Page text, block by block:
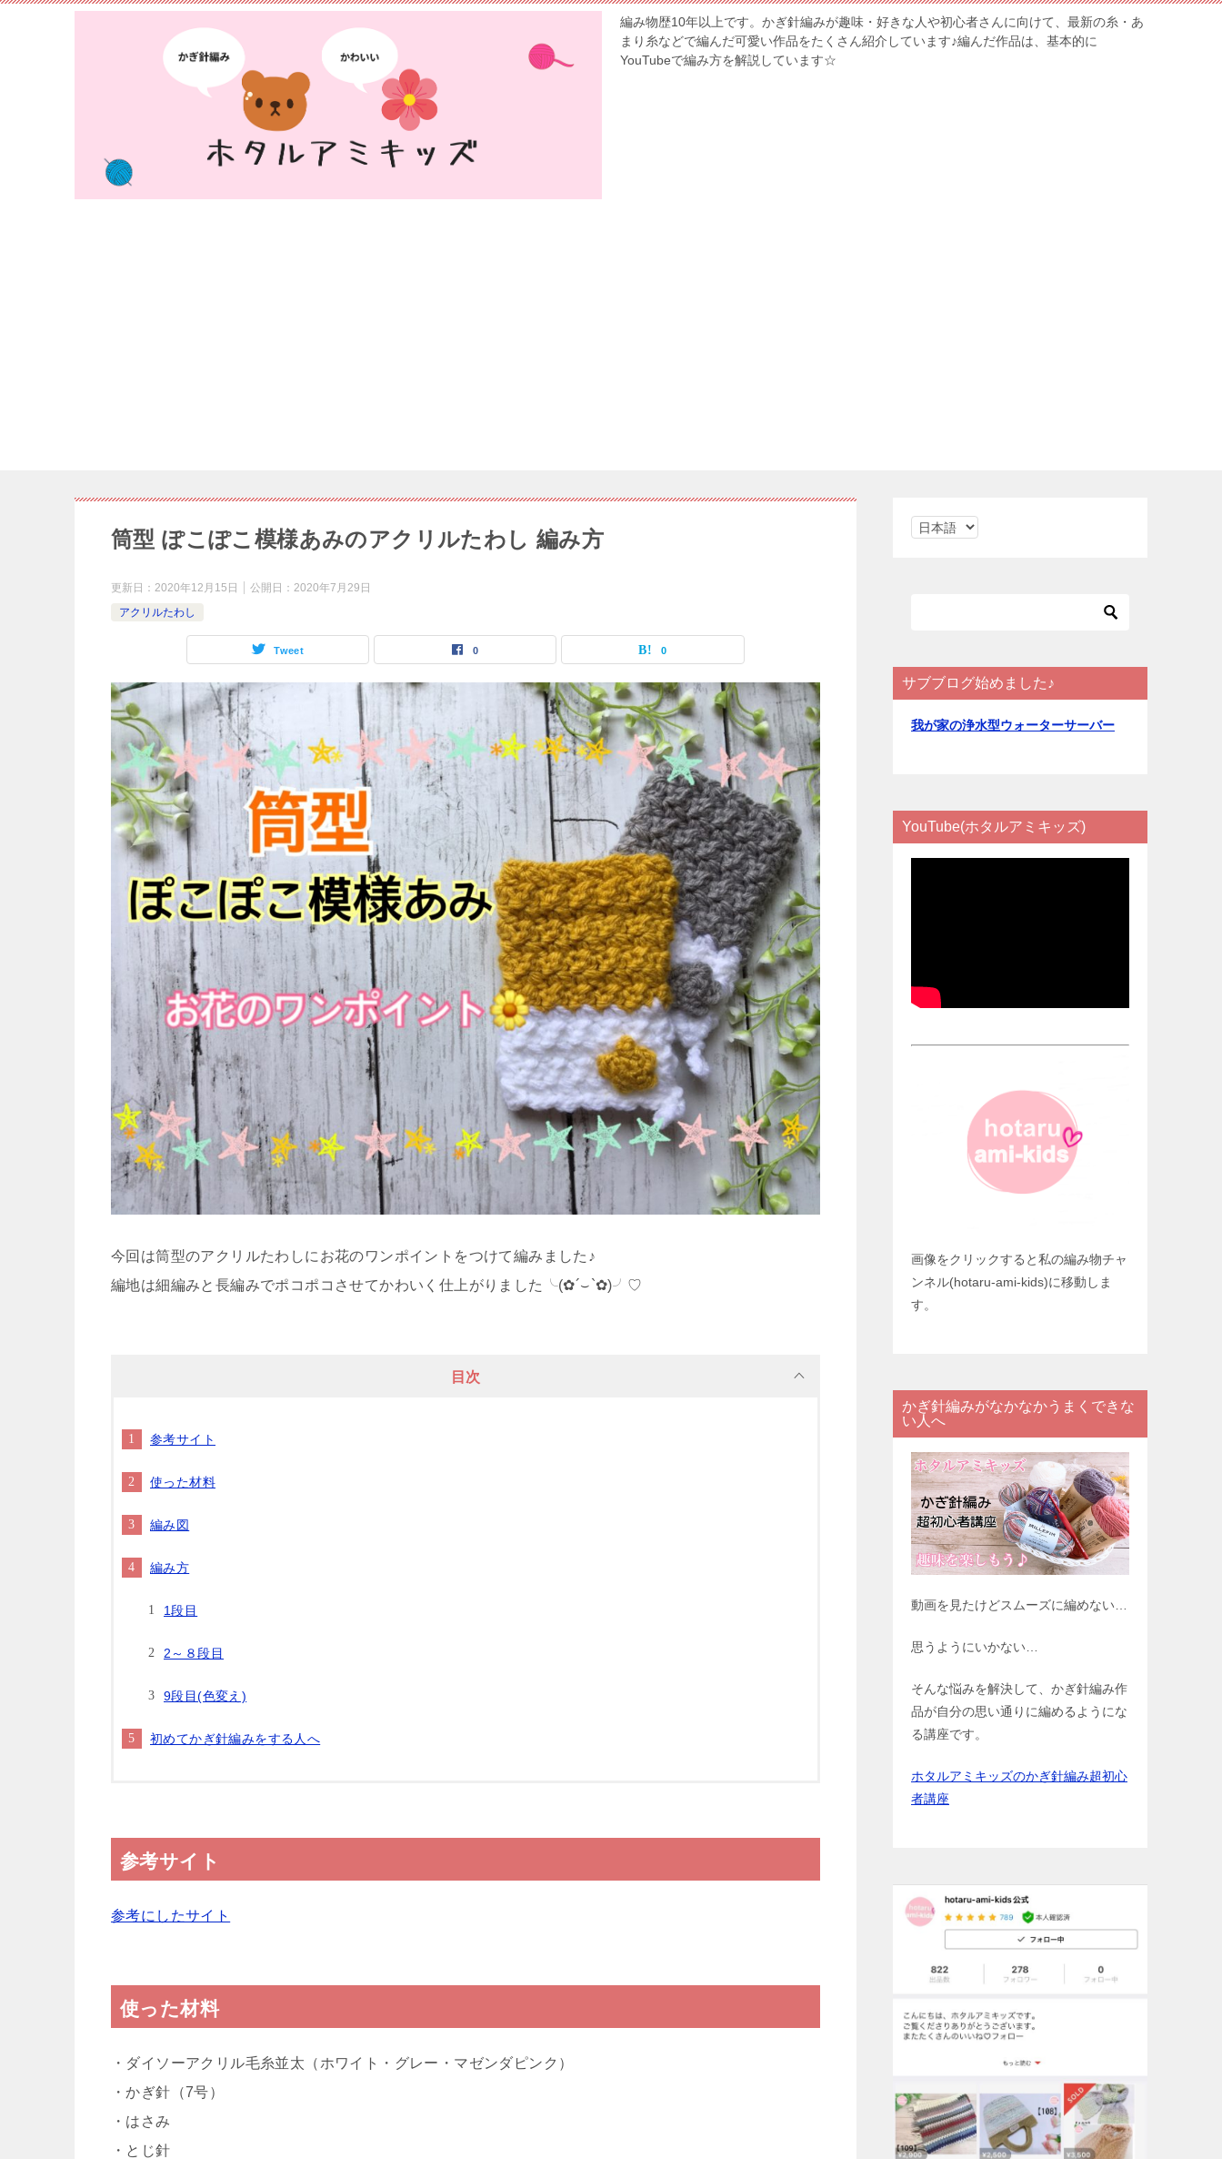
編み物歴10年以上です。かぎ針編みが趣味・好きな人や初心者さんに向けて、最新の糸・あ
まり糸などで編んだ可愛い作品をたくさん紹介しています♪編んだ作品は、基本的に
YouTubeで編み方を解説しています☆
筒型 ぽこぽこ模様あみのアクリルたわし 編み方
更新日： 2020年12月15日 公開日： 2020年7月29日
アクリルたわし
Tweet 0 0
今回は筒型のアクリルたわしにお花のワンポイントをつけて編みました♪
編地は細編みと長編みでポコポコさせてかわいく仕上がりました╰︎(✿︎´⌣︎`✿︎)╯︎♡︎
目次
参考サイト
使った材料
編み図
編み方
1段目
2～８段目
9段目(色変え)
初めてかぎ針編みをする人へ
参考サイト
参考にしたサイト
使った材料
・ダイソーアクリル毛糸並太（ホワイト・グレー・マゼンダピンク）
・かぎ針（7号）
・はさみ
・とじ針
言
サブブログ始めました♪
我が家の浄水型ウォーターサーバー
YouTube(ホタルアミキッズ)
画像をクリックすると私の編み物チャ
ンネル(hotaru-ami-kids)に移動しま
す。
かぎ針編みがなかなかうまくできな
い人へ
動画を見たけどスムーズに編めない…
思うようにいかない…
そんな悩みを解決して、かぎ針編み作
品が自分の思い通りに編めるようにな
る講座です。
ホタルアミキッズのかぎ針編み超初心
者講座